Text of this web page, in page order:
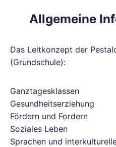
Allgemeine
Das Leitkonzept der
(Grundschule):
Ganztagesklassen
Gesundheitserziehung
Fördern und Fordern
Soziales Leben
Sprachen und